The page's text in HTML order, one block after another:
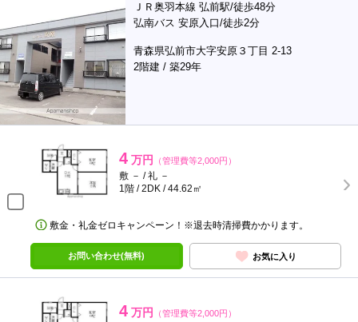
ＪＲ奥羽本線 弘前駅/徒歩48分
弘南バス 安原入口/徒歩2分
青森県弘前市大字安原３丁目 2-13
2階建 / 築29年
4 万円 （管理費等2,000円）
敷 － / 礼 －
1階 / 2DK / 44.62㎡
敷金・礼金ゼロキャンペーン！※退去時清掃費かかります。
お問い合わせ(無料) お気に入り
4 万円 （管理費等2,000円）